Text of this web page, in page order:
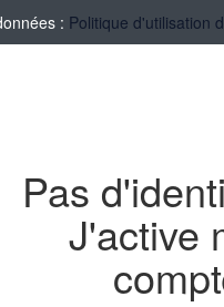
: Politique d'utilisation
Pas
J'active